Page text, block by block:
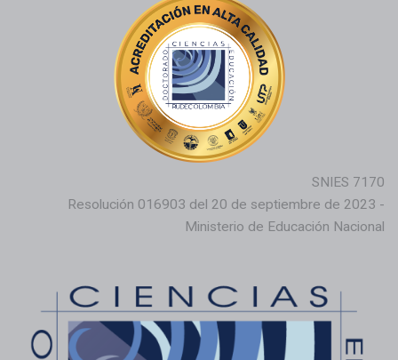
SNIES 7170
Resolución 016903 del 20 de septiembre de 2023 -
Ministerio de Educación Nacional